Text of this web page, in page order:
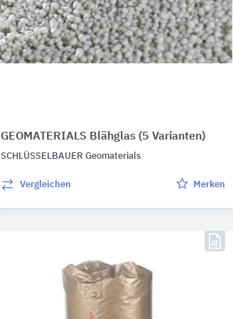
GEOMATERIALS Blähglas (5 Varianten)
SCHLÜSSELBAUER Geomaterials
Vergleichen Merken